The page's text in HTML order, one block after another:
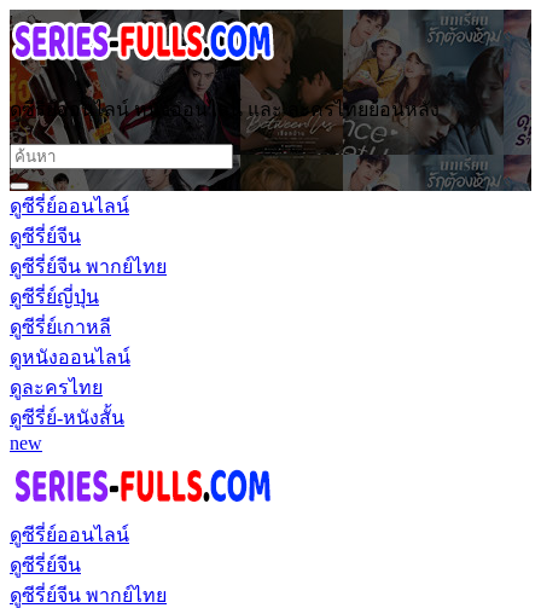
ดูซีรี่ย์ออนไลน์ หนังออนไลน์ และ ละครไทยย้อนหลัง
ดูซีรี่ย์ออนไลน์
ดูซีรี่ย์จีน
ดูซีรี่ย์จีน พากย์ไทย
ดูซีรี่ย์ญี่ปุ่น
ดูซีรี่ย์เกาหลี
ดูหนังออนไลน์
ดูละครไทย
ดูซีรี่ย์-หนังสั้น
new
ดูซีรี่ย์ออนไลน์
ดูซีรี่ย์จีน
ดูซีรี่ย์จีน พากย์ไทย